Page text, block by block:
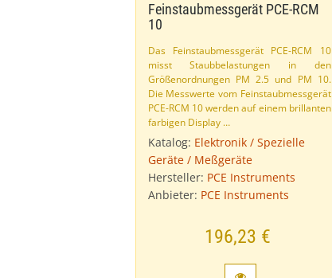
Feinstaubmessgerät PCE-​RCM
10
Das Feinstaubmessgerät PCE-​RCM 10
misst Staubbelastungen in den
Größenordnungen PM 2.​5 und PM 10.
Die Messwerte vom Feinstaubmessgerät
PCE-​RCM 10 werden auf einem brillanten
farbigen Display …
Katalog: Elektronik / Spezielle
Geräte / Meßgeräte
Hersteller: PCE Instruments
Anbieter: PCE Instruments
196,23 €